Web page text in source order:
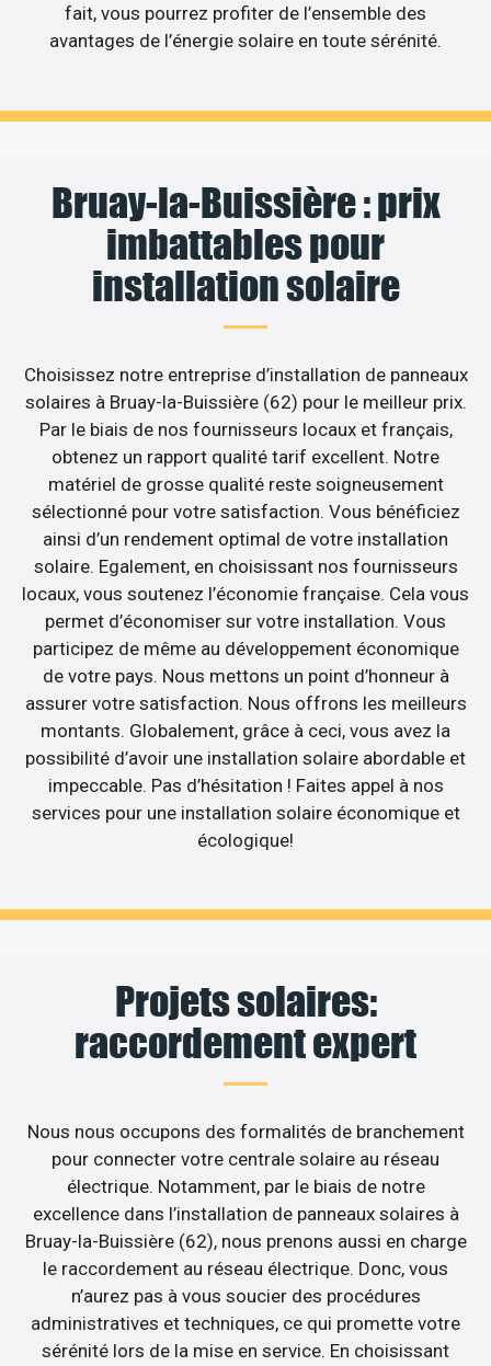
fait, vous pourrez profiter de l’ensemble des
avantages de l’énergie solaire en toute sérénité.
Bruay-la-Buissière : prix
imbattables pour
installation solaire
Choisissez notre entreprise d’installation de panneaux
solaires à Bruay-la-Buissière (62) pour le meilleur prix.
Par le biais de nos fournisseurs locaux et français,
obtenez un rapport qualité tarif excellent. Notre
matériel de grosse qualité reste soigneusement
sélectionné pour votre satisfaction. Vous bénéficiez
ainsi d’un rendement optimal de votre installation
solaire. Egalement, en choisissant nos fournisseurs
locaux, vous soutenez l’économie française. Cela vous
permet d’économiser sur votre installation. Vous
participez de même au développement économique
de votre pays. Nous mettons un point d’honneur à
assurer votre satisfaction. Nous offrons les meilleurs
montants. Globalement, grâce à ceci, vous avez la
possibilité d’avoir une installation solaire abordable et
impeccable. Pas d’hésitation ! Faites appel à nos
services pour une installation solaire économique et
écologique!
Projets solaires:
raccordement expert
Nous nous occupons des formalités de branchement
pour connecter votre centrale solaire au réseau
électrique. Notamment, par le biais de notre
excellence dans l’installation de panneaux solaires à
Bruay-la-Buissière (62), nous prenons aussi en charge
le raccordement au réseau électrique. Donc, vous
n’aurez pas à vous soucier des procédures
administratives et techniques, ce qui promette votre
sérénité lors de la mise en service. En choisissant